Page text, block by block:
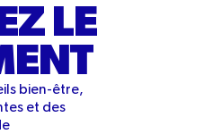
LE
bien-être,
et des